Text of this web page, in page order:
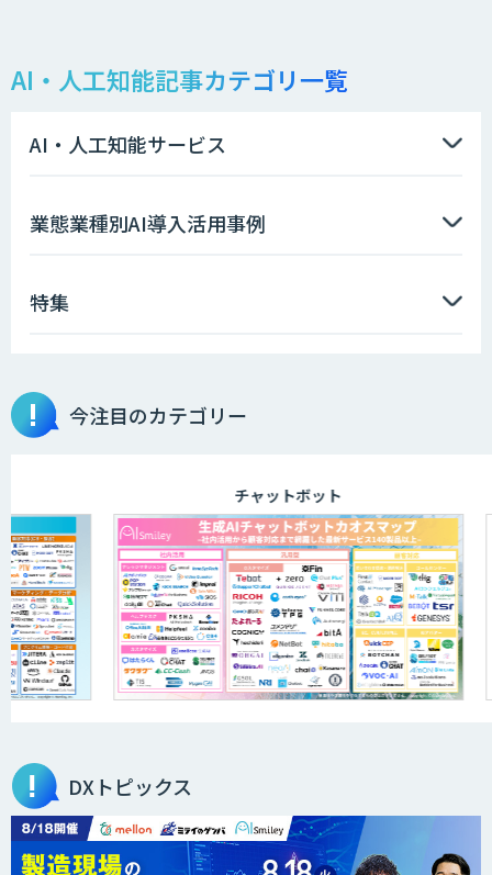
AI・人工知能記事カテゴリ一覧
AI・人工知能サービス
業態業種別AI導入活用事例
特集
今注目のカテゴリー
チャットボット
DXトピックス